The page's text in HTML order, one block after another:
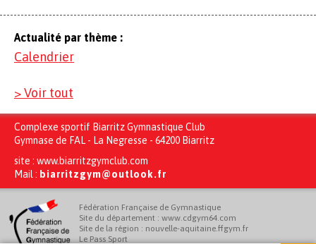
Actualité par thème :
Calendrier
> Voir tout
Complexe sportif Biarritz Gymnastique Club
Gymnase de FAL - La Negresse - 64200 Biarritz
site : www.biarritzgymclub.com
Mail : biarritzgym@outlook.fr
Fédération Française de Gymnastique
Site du département : www.cdgym64.com
Site de la région : nouvelle-aquitaine.ffgym.fr
Le Pass Sport